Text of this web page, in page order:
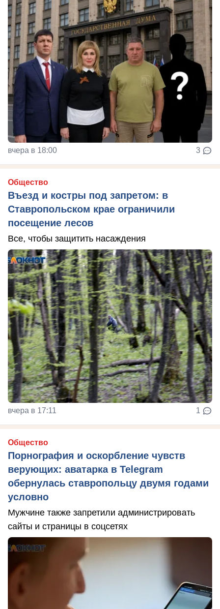
вчера в 18:00 3
Общество
Въезд и костры под запретом: в
Ставропольском крае ограничили
посещение лесов
Все, чтобы защитить насаждения
вчера в 17:11 1
Общество
Порнография и оскорбление чувств
верующих: аватарка в Telegram
обернулась ставропольцу двумя годами
условно
Мужчине также запретили администрировать
сайты и страницы в соцсетях